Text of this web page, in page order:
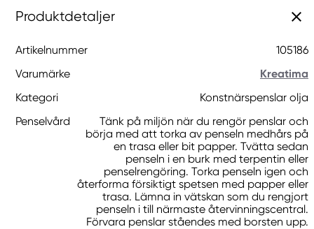
Produktdetaljer
Artikelnummer
105186
Varumärke
Kreatima
Kategori
Konstnärspenslar olja
Penselvård
Tänk på miljön när du rengör penslar och
börja med att torka av penseln medhårs på
en trasa eller bit papper. Tvätta sedan
penseln i en burk med terpentin eller
penselrengöring. Torka penseln igen och
återforma försiktigt spetsen med papper eller
trasa. Lämna in vätskan som du rengjort
penseln i till närmaste återvinningscentral.
Förvara penslar ståendes med borsten upp.